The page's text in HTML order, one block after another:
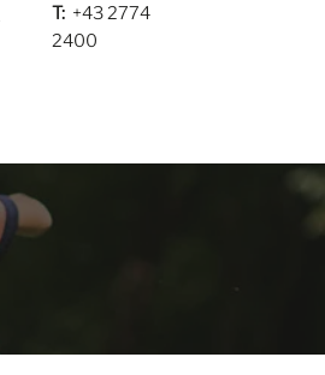
T:+43 2774
2400